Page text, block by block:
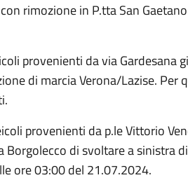
rimozione in P.tta San
provenienti da via Gardesana
di marcia Verona/Lazise. Per
provenienti da p.le Vittorio
di svoltare a sinistra
ore 03:00 del 21.07.2024.